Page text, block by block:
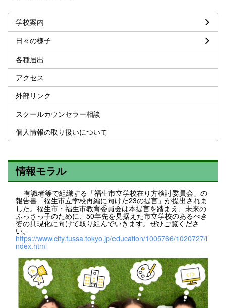
学校案内
日々の様子
各種届出
アクセス
外部リンク
スクールカウンセラー相談
個人情報の取り扱いについて
情報モラル
有識者等で組織する「福生市立学校在り方検討委員会」の
報告書「福生市立学校再編に向けた23の提言」が提出されま
した。福生市・福生市教育委員会は本提言を踏まえ、未来の
ふっさっ子のために、50年先を見据えた市立学校のあるべき
姿の具現化に向けて取り組んでいきます。ぜひご覧くださ
い。
https://www.city.fussa.tokyo.jp/education/1005766/1020727/i
ndex.html